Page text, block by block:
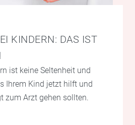
KINDERN: DAS IST
ist keine Seltenheit und
Ihrem Kind jetzt hilft und
zum Arzt gehen sollten.